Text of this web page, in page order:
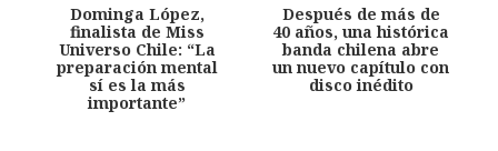
Dominga López,
finalista de Miss
Universo Chile: “La
preparación mental
sí es la más
importante”
Después de más de
40 años, una histórica
banda chilena abre
un nuevo capítulo con
disco inédito